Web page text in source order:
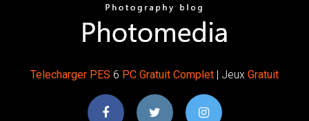
Telecharger PES 6 PC Gratuit Complet | Jeux Gratuit